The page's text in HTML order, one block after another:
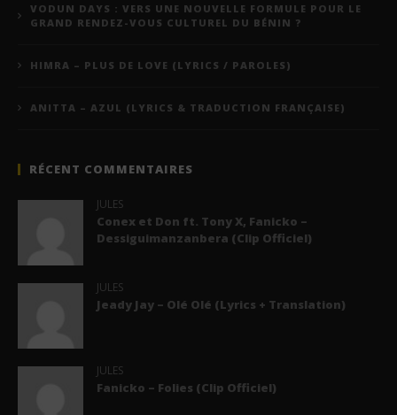
VODUN DAYS : VERS UNE NOUVELLE FORMULE POUR LE
GRAND RENDEZ-VOUS CULTUREL DU BÉNIN ?
HIMRA – PLUS DE LOVE (LYRICS / PAROLES)
ANITTA – AZUL (LYRICS & TRADUCTION FRANÇAISE)
RÉCENT COMMENTAIRES
JULES
Conex et Don ft. Tony X, Fanicko –
Dessiguimanzanbera (Clip Officiel)
JULES
Jeady Jay – Olé Olé (Lyrics + Translation)
JULES
Fanicko – Folies (Clip Officiel)